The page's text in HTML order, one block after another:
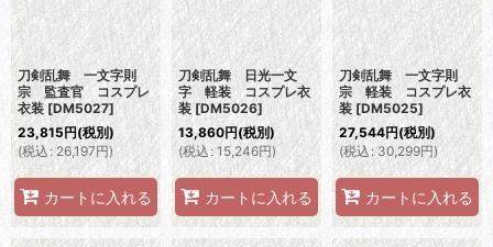
刀剣乱舞 一文字則
宗 監査官 コスプレ
衣装 [DM5027]
23,815円(税別)
(税込 : 26,197円)
カートに入れる
刀剣乱舞 日光一文
字 軽装 コスプレ衣
装 [DM5026]
13,860円(税別)
(税込: 15,246円)
カートに入れる
刀剣乱舞 一文字則
宗 軽装 コスプレ衣
装 [DM5025]
27,544円(税別)
(税込 : 30,299円)
カートに入れる